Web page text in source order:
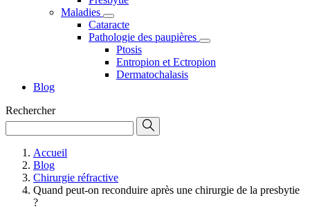
Maladies
Cataracte
Pathologie des paupières
Ptosis
Entropion et Ectropion
Dermatochalasis
Blog
Rechercher
Accueil
Blog
Chirurgie réfractive
Quand peut-on reconduire après une chirurgie de la presbytie
?